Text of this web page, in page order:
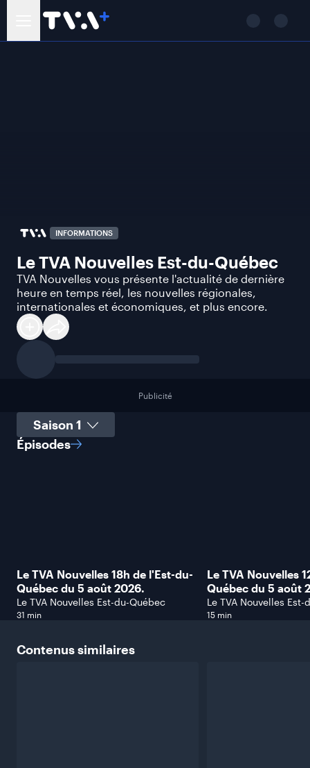
INFORMATIONS
Le TVA Nouvelles Est-du-Québec
TVA Nouvelles vous présente l'actualité de dernière
heure en temps réel, les nouvelles régionales,
internationales et économiques, et plus encore.
Publicité
Sélectionner une saison
Épisodes
Le TVA Nouvelles 18h de l'Est-du-
Québec du 5 août 2026.
Le TVA Nouvelles Est-du-Québec
31 min
Le TVA Nouvelles
Québec du 5 août
Le TVA Nouvelles Est-
15 min
Contenussimilaires